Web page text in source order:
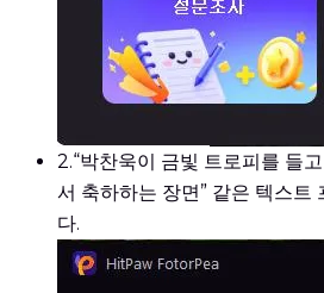
2.“박찬욱이 금빛 트로피를 들
서 축하하는 장면” 같은 텍스트
다.